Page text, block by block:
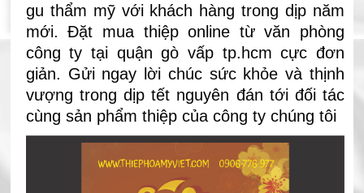
gu thẩm mỹ với khách hàng trong dịp năm
mới. Đặt mua thiệp online từ văn phòng
công ty tại quận gò vấp tp.hcm cực đơn
giản. Gửi ngay lời chúc sức khỏe và thịnh
vượng trong dịp tết nguyên đán tới đối tác
cùng sản phẩm thiệp của công ty chúng tôi